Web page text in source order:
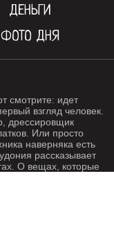
ДЕНЬГИ
ФОТО ДНЯ
смотрите: идет
взгляд человек.
дрессировщик
Или просто
наверняка есть
рассказывает
О вещах, которые